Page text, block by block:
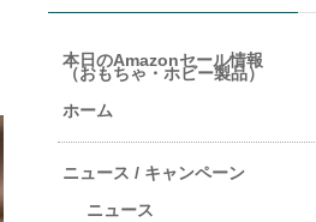
本日のAmazonセール情報
（おもちゃ・ホビー製品）
ホーム
ニュース / キャンペーン
ニュース